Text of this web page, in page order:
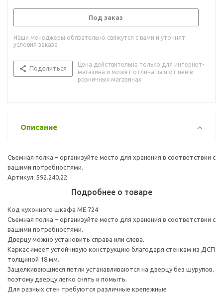
Под заказ
Наши менеджеры обязательно свяжутся с вами и уточнят
условия заказа
Поделиться
Цена действительна только для интернет-
магазина и может отличаться от цен в
розничных магазинах
Описание
Съемная полка – организуйте место для хранения в соответствии с
вашими потребностями.
Артикул: 592.240.22
Подробнее о товаре
Код кухонного шкафа ME 724
Съемная полка – организуйте место для хранения в соответствии с
вашими потребностями.
Дверцу можно установить справа или слева.
Каркас имеет устойчивую конструкцию благодаря стенкам из ДСП
толщиной 18 мм.
Защелкивающиеся петли устанавливаются на дверцу без шурупов,
поэтому дверцу легко снять и помыть.
Для разных стен требуются различные крепежные